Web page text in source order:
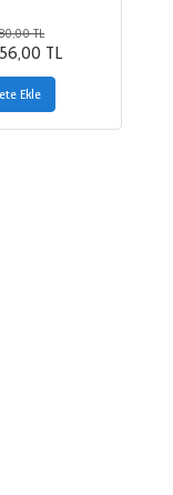
80,00 TL
56,00 TL
Ekle